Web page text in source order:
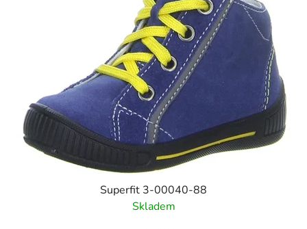
Superfit 3-00040-88
Skladem